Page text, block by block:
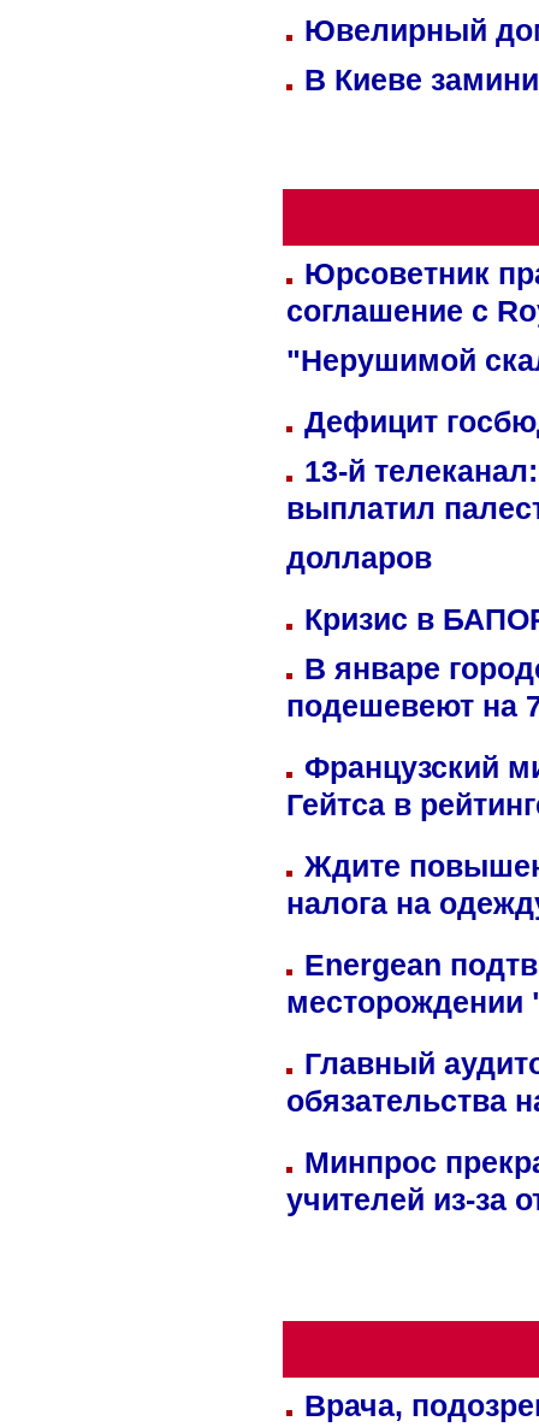
Ювелирный
В Киеве
Юрсоветник
соглашение с
"Нерушимой
Дефицит
13-й
выплатил
долларов
Кризис в
В январе
подешевеют на
Французский
Гейтса в
Ждите
налога на
Energean
Главный
обязательства
Минпрос
учителей из-за
Врача,